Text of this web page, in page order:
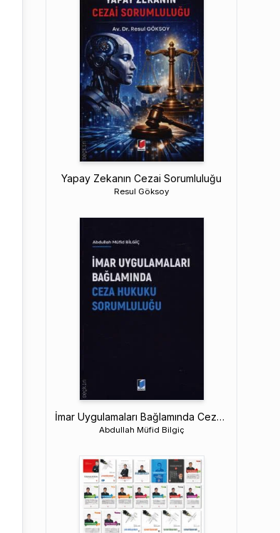
Yapay Zekanın Cezai Sorumluluğu
Resul Göksoy
İmar Uygulamaları Bağlamında Ceza Hukuku Sorumluluğu
Abdullah Müfid Bilgiç